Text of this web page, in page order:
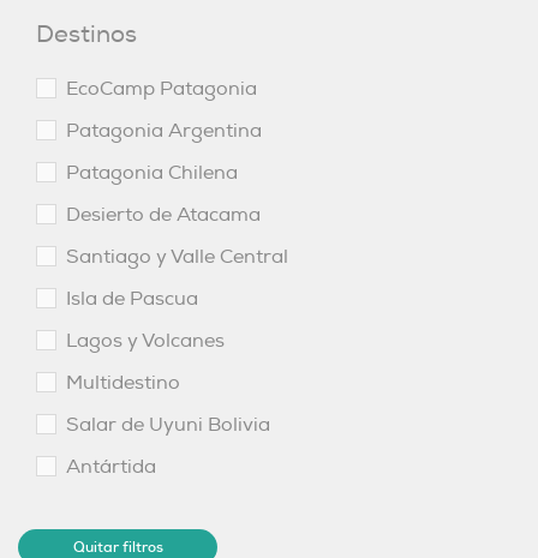
Destinos
EcoCamp Patagonia
Patagonia Argentina
Patagonia Chilena
Desierto de Atacama
Santiago y Valle Central
Isla de Pascua
Lagos y Volcanes
Multidestino
Salar de Uyuni Bolivia
Antártida
Quitar filtros